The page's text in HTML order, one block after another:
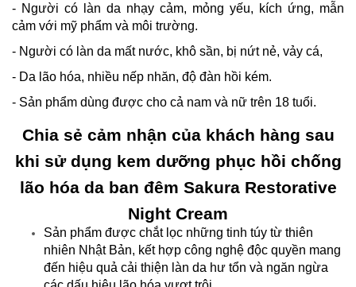
- Người có làn da nhạy cảm, mỏng yếu, kích ứng, mẫn
cảm với mỹ phẩm và môi trường.
- Người có làn da mất nước, khô sần, bị nứt nẻ, vảy cá,
- Da lão hóa, nhiều nếp nhăn, độ đàn hồi kém.
- Sản phẩm dùng được cho cả nam và nữ trên 18 tuổi.
Chia sẻ cảm nhận của khách hàng sau
khi sử dụng kem dưỡng phục hồi chống
lão hóa da ban đêm Sakura Restorative
Night Cream
Sản phẩm được chắt lọc những tinh túy từ thiên
nhiên Nhật Bản, kết hợp công nghệ độc quyền mang
đến hiệu quả cải thiện làn da hư tổn và ngăn ngừa